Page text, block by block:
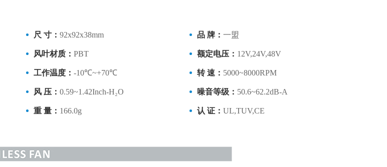
尺 寸： 92x92x38mm 品 牌： 一盟
风叶材质： PBT 额定电压： 12V,24V,48V
工作温度： -10℃~+70℃ 转 速： 5000~8000RPM
风 压： 0.59~1.42Inch-H₂O 噪音等级： 50.6~62.2dB-A
重 量： 166.0g 认 证： UL,TUV,CE